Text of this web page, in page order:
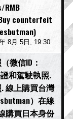
RMB
counterfeit
8月 5日, 19:30
微信ID：
和駕駛執照.
線上購買台灣
）在線
購買日本身份